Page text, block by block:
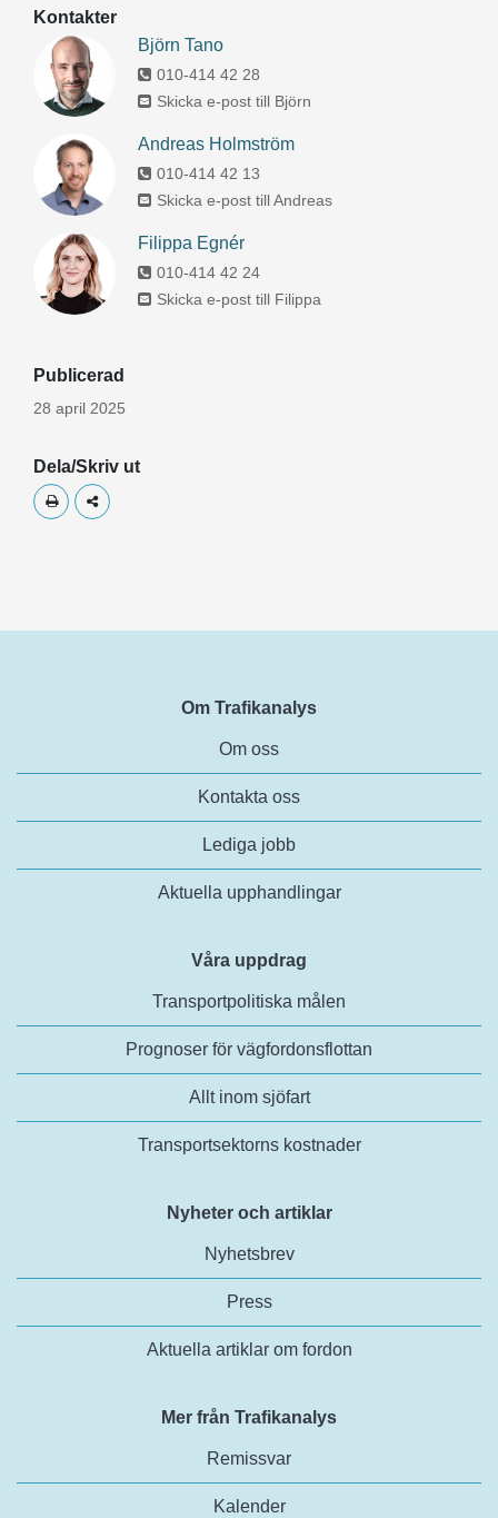
Kontakter
Björn Tano
010-414 42 28
Skicka e-post till Björn
Andreas Holmström
010-414 42 13
Skicka e-post till Andreas
Filippa Egnér
010-414 42 24
Skicka e-post till Filippa
Publicerad
28 april 2025
Dela/Skriv ut
Skriv utDela
Om Trafikanalys
Om oss
Kontakta oss
Lediga jobb
Aktuella upphandlingar
Våra uppdrag
Transportpolitiska målen
Prognoser för vägfordonsflottan
Allt inom sjöfart
Transportsektorns kostnader
Nyheter och artiklar
Nyhetsbrev
Press
Aktuella artiklar om fordon
Mer från Trafikanalys
Remissvar
Kalender